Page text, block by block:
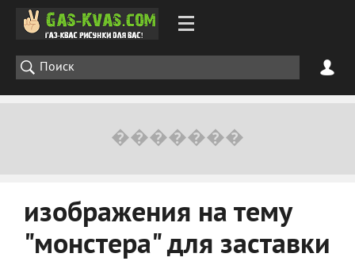
изображения на тему
"монстера" для заставки